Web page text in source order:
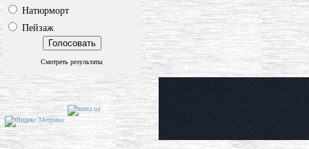
Натюрморт
Пейзаж
Смотреть результаты